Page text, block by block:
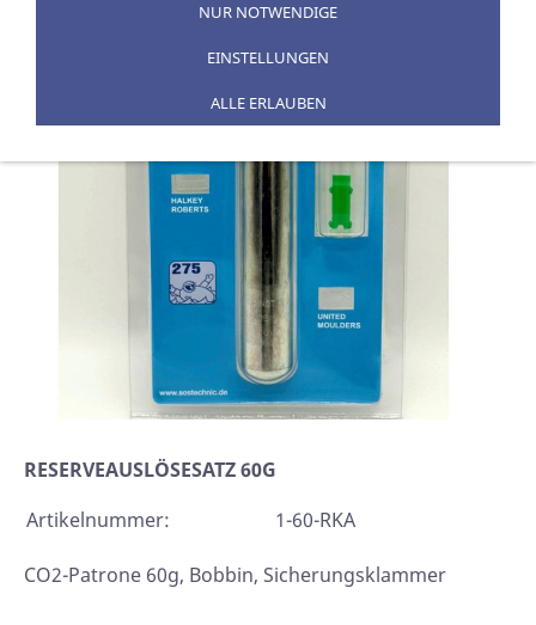
RESERVEAUSLÖSESATZ 60G
Artikelnummer:
1-60-RKA
CO2-Patrone 60g, Bobbin, Sicherungsklammer
NUR NOTWENDIGE
EINSTELLUNGEN
ALLE ERLAUBEN